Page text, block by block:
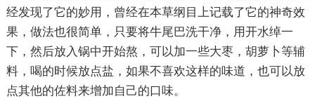
经发现了它的妙用，曾经在本草纲目上记载了它的神奇效
果，做法也很简单，只要将牛尾巴洗干净，用开水绰一
下，然后放入锅中开始熬，可以加一些大枣，胡萝卜等辅
料，喝的时候放点盐，如果不喜欢这样的味道，也可以放
点其他的佐料来增加自己的口味。